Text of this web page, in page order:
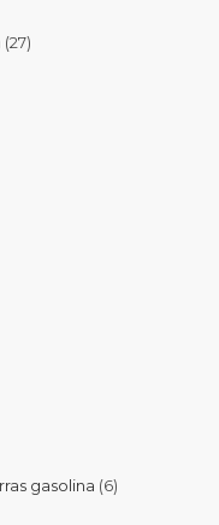
27
gasolina 6